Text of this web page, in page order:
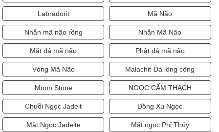
Labradorit Mã Não
Nhẫn mã não rồng Nhẫn Mã Não
Mặt đá mã não Phật đá mã não
Vòng Mã Não Malachit-Đá lông công
Moon Stone NGỌC CẨM THẠCH
Chuỗi Ngọc Jadeit Đồng Xu Ngọc
Mặt Ngọc Jadeite Mặt ngọc Phỉ Thúy